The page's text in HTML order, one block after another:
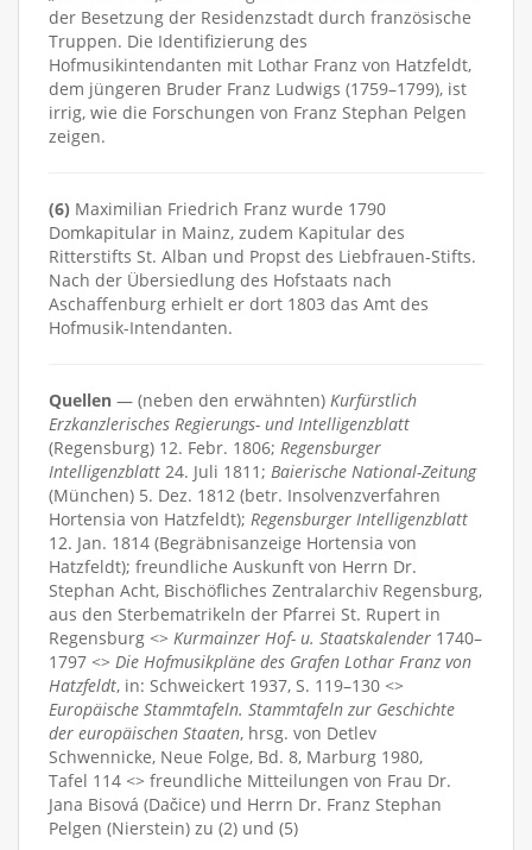
der Besetzung der Residenzstadt durch französische
Truppen. Die Identifizierung des
Hofmusikintendanten mit Lothar Franz von Hatzfeldt,
dem jüngeren Bruder Franz Ludwigs (1759–1799), ist
irrig, wie die Forschungen von Franz Stephan Pelgen
zeigen.
(6) Maximilian Friedrich Franz wurde 1790
Domkapitular in Mainz, zudem Kapitular des
Ritterstifts St. Alban und Propst des Liebfrauen-Stifts.
Nach der Übersiedlung des Hofstaats nach
Aschaffenburg erhielt er dort 1803 das Amt des
Hofmusik-Intendanten.
Quellen — (neben den erwähnten) Kurfürstlich
Erzkanzlerisches Regierungs- und Intelligenzblatt
(Regensburg) 12. Febr. 1806; Regensburger
Intelligenzblatt 24. Juli 1811; Baierische National-Zeitung
(München) 5. Dez. 1812 (betr. Insolvenzverfahren
Hortensia von Hatzfeldt); Regensburger Intelligenzblatt
12. Jan. 1814 (Begräbnisanzeige Hortensia von
Hatzfeldt); freundliche Auskunft von Herrn Dr.
Stephan Acht, Bischöfliches Zentralarchiv Regensburg,
aus den Sterbematrikeln der Pfarrei St. Rupert in
Regensburg <> Kurmainzer Hof- u. Staatskalender 1740–
1797 <> Die Hofmusikpläne des Grafen Lothar Franz von
Hatzfeldt, in: Schweickert 1937, S. 119–130 <>
Europäische Stammtafeln. Stammtafeln zur Geschichte
der europäischen Staaten, hrsg. von Detlev
Schwennicke, Neue Folge, Bd. 8, Marburg 1980,
Tafel 114 <> freundliche Mitteilungen von Frau Dr.
Jana Bisová (Dačice) und Herrn Dr. Franz Stephan
Pelgen (Nierstein) zu (2) und (5)